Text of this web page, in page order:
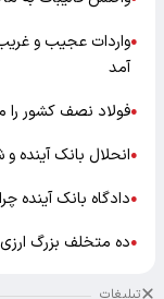
●واردات عجیب و
آمد
●فولاد نصف کشور را
●انحلال بانک
●دادگاه بانک آینده
●ده متخلف بزرگ
تبلیغات